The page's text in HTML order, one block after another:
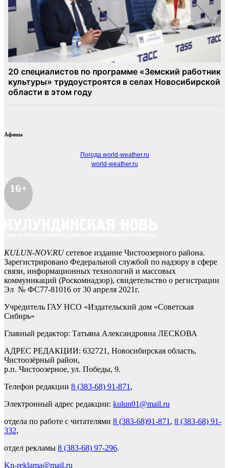
Афиша
Погода world-weather.ru
world-weather.ru
16+
KULUN-NOV.RUсетевое издание Чистоозерного района.
Зарегистрировано Федеральной службой по надзору в сфере
связи, информационных технологий и массовых
коммуникаций (Роскомнадзор), свидетельство о регистрации
Эл № ФС77-81016 от 30 апреля 2021г.
Учредитель ГАУ НСО «Издательский дом «Советская
Сибирь»
Главный редактор: Татьяна Александровна ЛЕСКОВА
АДРЕС РЕДАКЦИИ: 632721, Новосибирская область,
Чистоозёрный район,
р.п. Чистоозерное, ул. Победы, 9.
Телефон редакции 8 (383-68) 91-871 ,
Электронный адрес редакции: kulun01@mail.ru
отдела по работе с читателями 8 (383-68)91-871 , 8 (383-68) 91-
332,
отдел рекламы 8 (383-68) 97-296.
Kn-reklama@mail.ru